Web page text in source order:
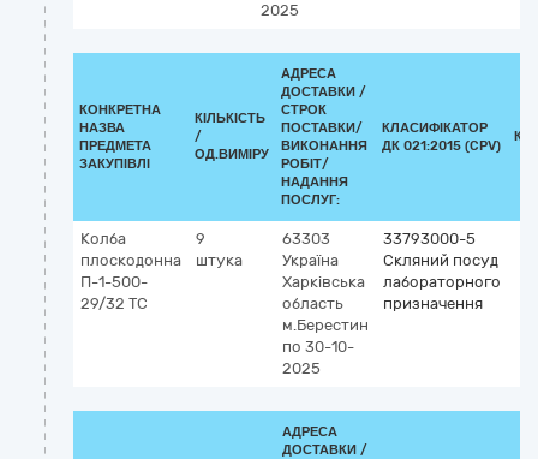
2025
КОНКРЕТНА
НАЗВА
ПРЕДМЕТА
ЗАКУПІВЛІ
КІЛЬКІСТЬ
/
ОД.ВИМІРУ
АДРЕСА
ДОСТАВКИ /
СТРОК
ПОСТАВКИ/
ВИКОНАННЯ
РОБІТ/
НАДАННЯ
ПОСЛУГ:
КЛАСИФІКАТОР
ДК 021:2015 (CPV)
Колба
плоскодонна
П-1-500-
29/32 ТС
9
штука
63303
Україна
Харківська
область
м.Берестин
по 30-10-
2025
33793000-5
Скляний посуд
лабораторного
призначення
АДРЕСА
ДОСТАВКИ /